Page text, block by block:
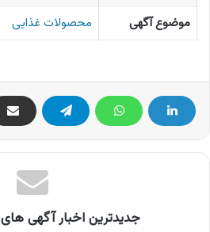
موضوع آگهی
محصولات غذایی
جدیدترین اخبار آگهی های